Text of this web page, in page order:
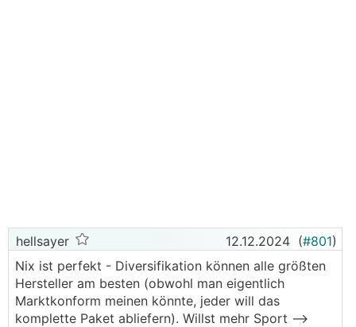
hellsayer 12.12.2024 (#801)
Nix ist perfekt - Diversifikation können alle größten
Hersteller am besten (obwohl man eigentlich
Marktkonform meinen könnte, jeder will das
komplette Paket abliefern). Willst mehr Sport -->